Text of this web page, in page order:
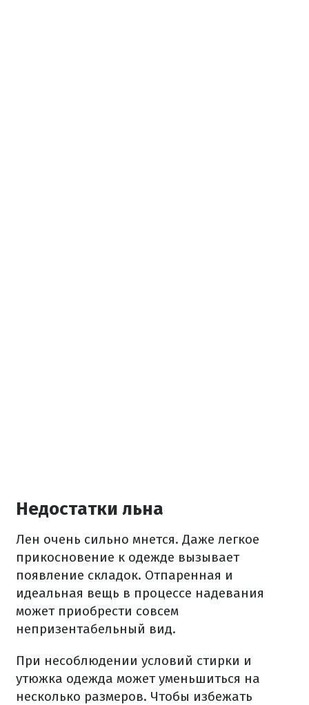
Недостатки льна
Лен очень сильно мнется. Даже легкое
прикосновение к одежде вызывает
появление складок. Отпаренная и
идеальная вещь в процессе надевания
может приобрести совсем
непризентабельный вид.
При несоблюдении условий стирки и
утюжка одежда может уменьшиться на
несколько размеров. Чтобы избежать